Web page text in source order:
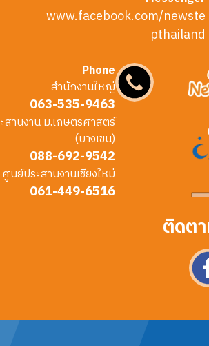
www.facebook.com/newste
pthailand
Phone
สำนักงานใหญ่
063-535-9463
านงาน ม.เกษตรศาสตร์
(บางเขน)
088-692-9542
ศูนย์ประสานงานเชียงใหม่
061-449-6516
ติดตา